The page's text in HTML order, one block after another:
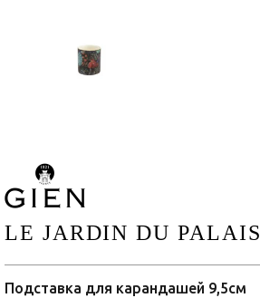
LE JARDIN DU PALAIS
Подставка для карандашей 9,5см